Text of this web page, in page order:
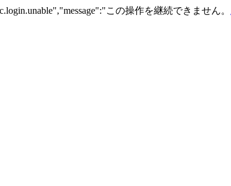
この操作を継続できません。